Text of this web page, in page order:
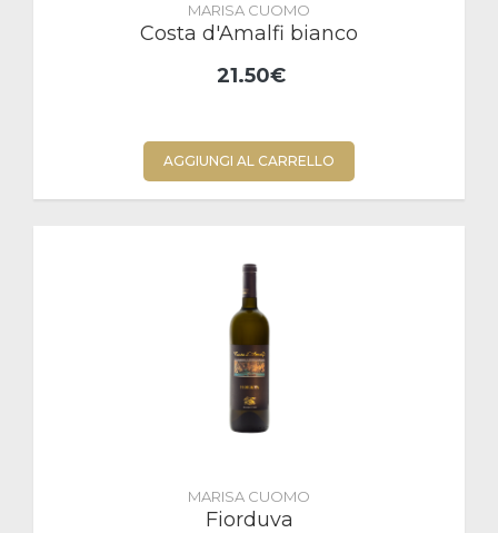
MARISA CUOMO
Costa d'Amalfi bianco
21.50€
AGGIUNGI AL CARRELLO
MARISA CUOMO
Fiorduva